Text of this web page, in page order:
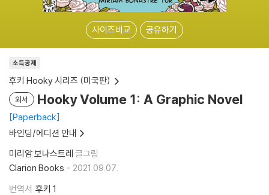
사이즈비교 공유하기
소득공제
후키 Hooky 시리즈 (미국판)
외서 Hooky Volume 1: A Graphic Novel
Paperback
바인딩/에디션 안내
미리암 보나스트레 글그림
Clarion Books
2021.09.07.
번역서 후키 1